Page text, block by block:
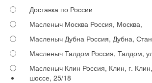
Доставка по России
Масленыч Москва Россия, Москва,
Масленыч Дубна Россия, Дубна,
Масленыч Талдом Россия, Талдом,
Масленыч Клин Россия, Клин, г.
шоссе, 25/18